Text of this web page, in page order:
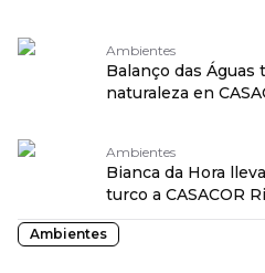
Ambientes
Balanço das
naturaleza en
Ambientes
Bianca da Hora
turco a CASACOR
Ambientes